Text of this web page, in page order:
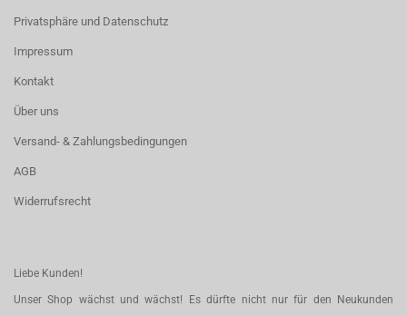
Privatsphäre und Datenschutz
Impressum
Kontakt
Über uns
Versand- & Zahlungsbedingungen
AGB
Widerrufsrecht
Liebe Kunden!
Unser Shop wächst und wächst! Es dürfte nicht nur für den Neukunden